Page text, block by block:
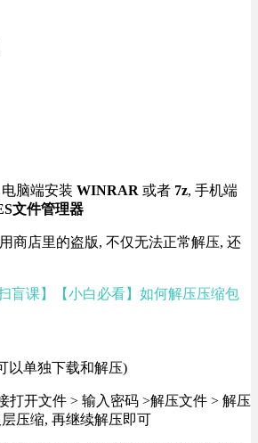
脑端安装 WINRAR 或者 7z, 手机端
文件管理器
商店里的盗版, 不仅无法正常解压, 还
扫盲课】【小白必看】如何解压压缩包
以单独下载和解压)
打开文件 > 输入密码 >解压文件 > 解压
压缩, 再继续解压即可